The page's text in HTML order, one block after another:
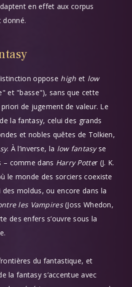
en effet aux corpus
donné.
oppose high et low
et "basse"), sans que cette
de jugement de valeur. Le
la fantasy, celui des grands
et nobles quêtes de Tolkien,
. À l’inverse, la low fantasyse
– comme dans Harry Potter (J. K.
le monde des sorciers coexiste
moldus, ou encore dans la
les Vampires(Joss Whedon,
des enfers s’ouvre sous la
du fantastique, et
la fantasy s’accentue avec